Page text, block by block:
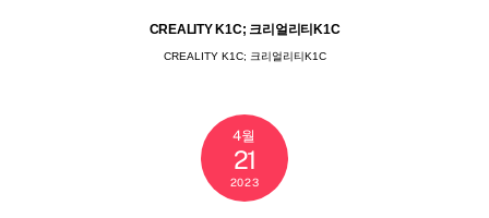
CREALITY K1C; 크리얼리티K1C
CREALITY K1C; 크리얼리티K1C
4월
21
2023